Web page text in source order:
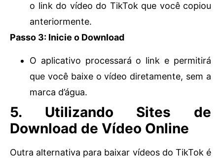
o link do vídeo do TikTok que você copiou
anteriormente.
Passo 3: Inicie o Download
O aplicativo processará o link e permitirá
que você baixe o vídeo diretamente, sem a
marca d’água.
5. Utilizando Sites de
Download de Vídeo Online
Outra alternativa para baixar vídeos do TikTok é